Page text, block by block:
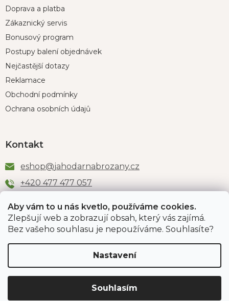
Aby vám to u nás kvetlo, používáme cookies.
Zlepšují web a zobrazují obsah, který vás zajímá.
Bez vašeho souhlasu je nepoužíváme. Souhlasíte?
Nastavení
Souhlasím
Doprava a platba
Zákaznický servis
Bonusový program
Postupy balení objednávek
Nejčastější dotazy
Reklamace
Obchodní podmínky
Ochrana osobních údajů
Kontakt
eshop@jahodarnabrozany.cz
+420 477 477 057
Odběr newsletteru